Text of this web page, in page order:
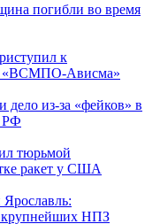
погибли во время
к
«ВСМПО-Ависма»
дело из-за «фейков» в
РФ
тюрьмой
ракет у США
крупнейших НПЗ